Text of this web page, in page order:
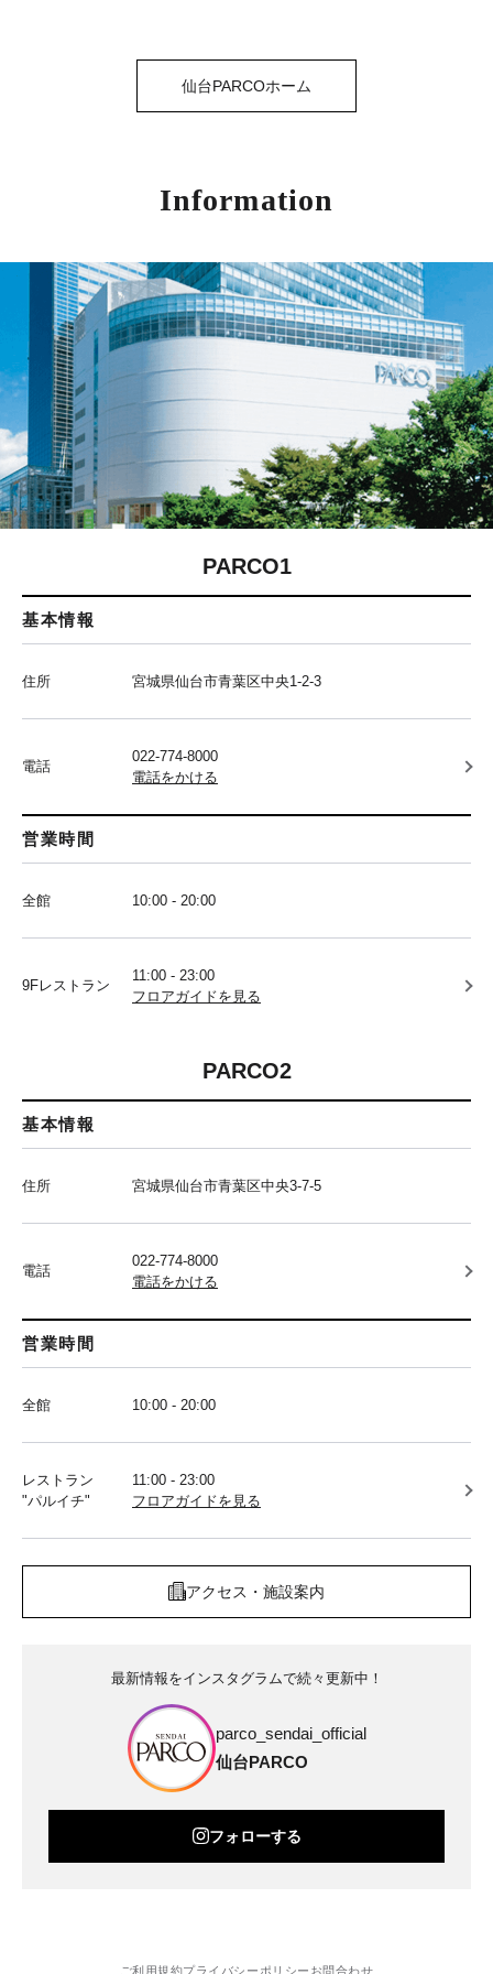
仙台PARCOホーム
Information
PARCO1
基本情報
住所 宮城県仙台市青葉区中央1-2-3
電話
022-774-8000
電話をかける
営業時間
全館 10:00 - 20:00
9Fレストラン
11:00 - 23:00
フロアガイドを見る
PARCO2
基本情報
住所 宮城県仙台市青葉区中央3-7-5
電話
022-774-8000
電話をかける
営業時間
全館 10:00 - 20:00
レストラン
"パルイチ"
11:00 - 23:00
フロアガイドを見る
アクセス・施設案内
最新情報をインスタグラムで続々更新中！
parco_sendai_official
仙台PARCO
フォローする
ご利用規約プライバシーポリシー お問合わせ